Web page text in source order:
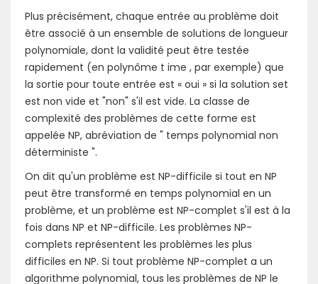
Plus précisément, chaque entrée au problème doit
être associé à un ensemble de solutions de longueur
polynomiale, dont la validité peut être testée
rapidement (en polynôme t ime , par exemple) que
la sortie pour toute entrée est « oui » si la solution set
est non vide et "non" s'il est vide. La classe de
complexité des problèmes de cette forme est
appelée NP, abréviation de " temps polynomial non
déterministe ".
On dit qu'un problème est NP-difficile si tout en NP
peut être transformé en temps polynomial en un
problème, et un problème est NP-complet s'il est à la
fois dans NP et NP-difficile. Les problèmes NP-
complets représentent les problèmes les plus
difficiles en NP. Si tout problème NP-complet a un
algorithme polynomial, tous les problèmes de NP le